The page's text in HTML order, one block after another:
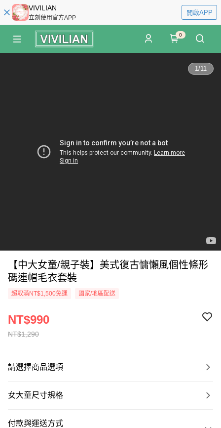
VIVILIAN
立刻使用官方APP
開啟APP
0
1/11
【中大女童/親子裝】美式復古慵懶風個性條形
碼連帽毛衣套裝
超取滿NT$1,500免運 國家/地區配送
NT$1,290
NT$990
請選擇商品選項
女大童尺寸規格
付款與運送方式